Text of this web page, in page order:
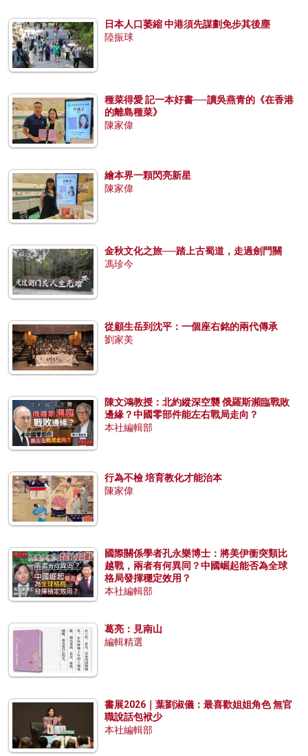
日本人口萎縮 中港須先謀劃免步其後塵
陸振球
種菜得愛 記一本好書──讀吳燕青的《在香港
的離島種菜》
陳家偉
繪本界一顆閃亮新星
陳家偉
金秋文化之旅──踏上古蜀道，走過劍門關
馮珍今
從顧生岳到沈平：一個座右銘的兩代傳承
劉家美
陳文鴻教授：北約縱深空襲 俄羅斯瀕臨戰敗
邊緣？中國零部件能左右戰局走向？
本社編輯部
行為不檢 培育教化才能治本
陳家偉
國際關係學者孔永樂博士：將美伊衝突類比
越戰，兩者有何異同？中國崛起能否為全球
格局發揮穩定效用？
本社編輯部
葛亮：見南山
編輯精選
書展2026｜葉劉淑儀：最喜歡姐姐角色 無官
職說話包袱少
本社編輯部